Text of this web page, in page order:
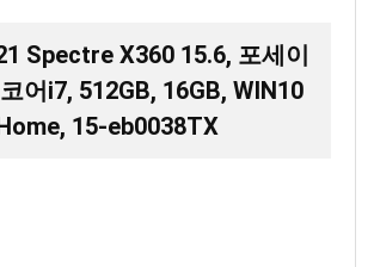
Spectre X360 15.6, 포세이
어i7, 512GB, 16GB, WIN10
15-eb0038TX